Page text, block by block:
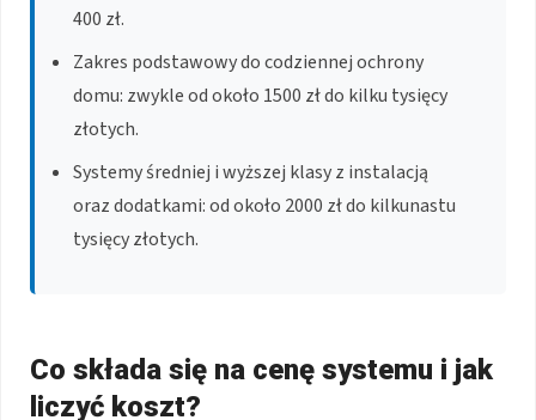
400 zł.
Zakres podstawowy do codziennej ochrony
domu: zwykle od około 1500 zł do kilku tysięcy
złotych.
Systemy średniej i wyższej klasy z instalacją
oraz dodatkami: od około 2000 zł do kilkunastu
tysięcy złotych.
Co składa się na cenę systemu i jak
liczyć koszt?